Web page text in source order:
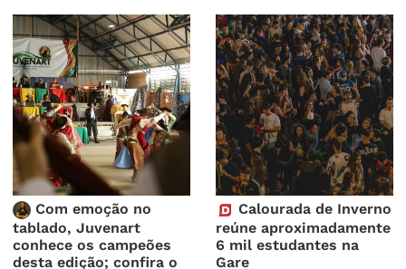
Com emoção no
tablado, Juvenart
conhece os campeões
desta edição; confira o
Calourada de Inverno
reúne aproximadamente
6 mil estudantes na
Gare